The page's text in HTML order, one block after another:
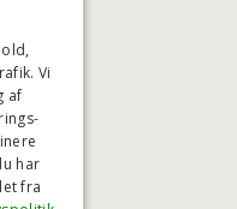
Vi
af
har
fra